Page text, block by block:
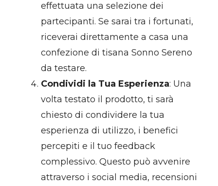
effettuata una selezione dei
partecipanti. Se sarai tra i fortunati,
riceverai direttamente a casa una
confezione di tisana Sonno Sereno
da testare.
Condividi la Tua Esperienza: Una
volta testato il prodotto, ti sarà
chiesto di condividere la tua
esperienza di utilizzo, i benefici
percepiti e il tuo feedback
complessivo. Questo può avvenire
attraverso i social media, recensioni